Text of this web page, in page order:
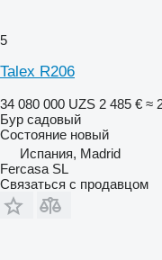
5
Talex R206
34 080 000 UZS 2 485 € ≈
Бур садовый
Состояние новый
Испания, Madrid
Fercasa SL
Связаться с продавцом